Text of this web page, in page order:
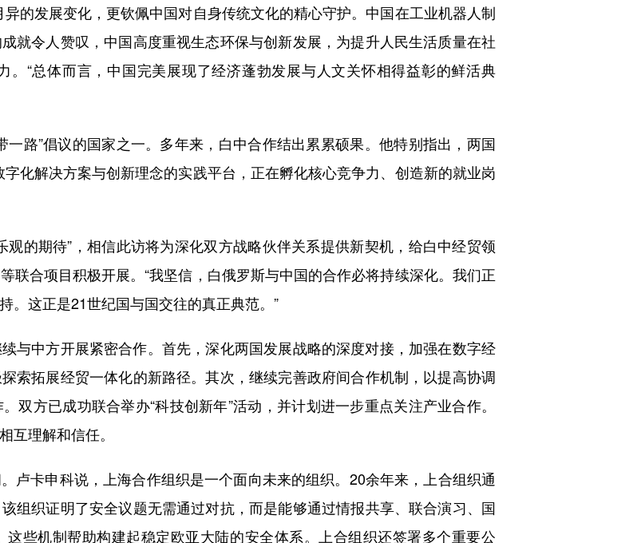
的发展变化，更钦佩中国对自身传统文化的精心守护。中国在工业机器人制
就令人赞叹，中国高度重视生态环保与创新发展，为提升人民生活质量在社
。“总体而言，中国完美展现了经济蓬勃发展与人文关怀相得益彰的鲜活典
路”倡议的国家之一。多年来，白中合作结出累累硕果。他特别指出，两国
化解决方案与创新理念的实践平台，正在孵化核心竞争力、创造新的就业岗
的期待”，相信此访将为深化双方战略伙伴关系提供新契机，给白中经贸领
联合项目积极开展。“我坚信，白俄罗斯与中国的合作必将持续深化。我们正
。这正是21世纪国与国交往的真正典范。”
中方开展紧密合作。首先，深化两国发展战略的深度对接，加强在数字经
索拓展经贸一体化的新路径。其次，继续完善政府间合作机制，以提高协调
双方已成功联合举办“科技创新年”活动，并计划进一步重点关注产业合作。
互理解和信任。
卡申科说，上海合作组织是一个面向未来的组织。20余年来，上合组织通
组织证明了安全议题无需通过对抗，而是能够通过情报共享、联合演习、国
些机制帮助构建起稳定欧亚大陆的安全体系。上合组织还签署多个重要公